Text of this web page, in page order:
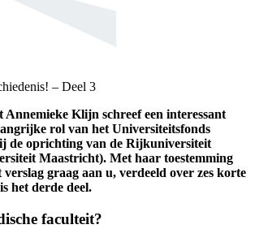
Klijn schreef een interessant
rol van het Universiteitsfonds
de oprichting van de Rijkuniversiteit
Maastricht). Met haar toestemming
verslag graag aan u, verdeeld over zes korte
het derde deel.
faculteit?